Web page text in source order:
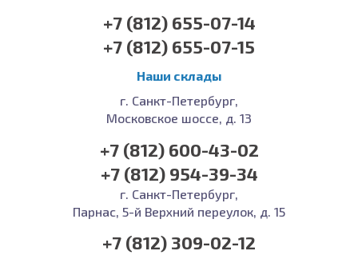
+7 (812) 655-07-14
+7 (812) 655-07-15
Наши склады
г. Санкт-Петербург,
Московское шоссе, д. 13
+7 (812) 600-43-02
+7 (812) 954-39-34
г. Санкт-Петербург,
Парнас, 5-й Верхний переулок, д. 15
+7 (812) 309-02-12